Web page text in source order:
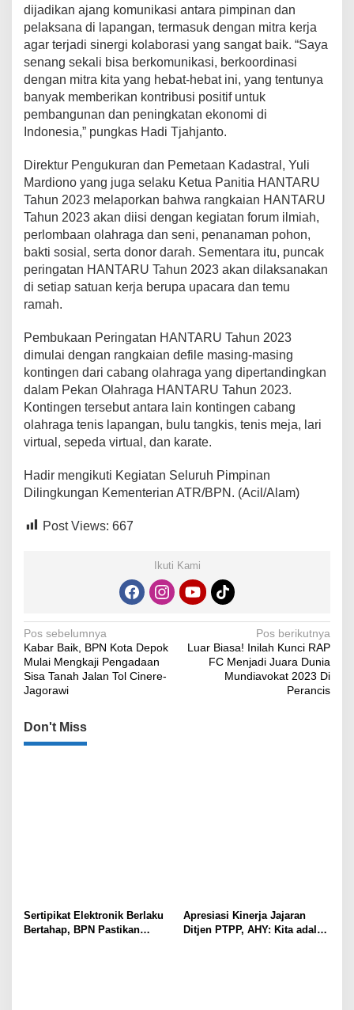
dijadikan ajang komunikasi antara pimpinan dan
pelaksana di lapangan, termasuk dengan mitra kerja
agar terjadi sinergi kolaborasi yang sangat baik. “Saya
senang sekali bisa berkomunikasi, berkoordinasi
dengan mitra kita yang hebat-hebat ini, yang tentunya
banyak memberikan kontribusi positif untuk
pembangunan dan peningkatan ekonomi di
Indonesia,” pungkas Hadi Tjahjanto.
Direktur Pengukuran dan Pemetaan Kadastral, Yuli
Mardiono yang juga selaku Ketua Panitia HANTARU
Tahun 2023 melaporkan bahwa rangkaian HANTARU
Tahun 2023 akan diisi dengan kegiatan forum ilmiah,
perlombaan olahraga dan seni, penanaman pohon,
bakti sosial, serta donor darah. Sementara itu, puncak
peringatan HANTARU Tahun 2023 akan dilaksanakan
di setiap satuan kerja berupa upacara dan temu
ramah.
Pembukaan Peringatan HANTARU Tahun 2023
dimulai dengan rangkaian defile masing-masing
kontingen dari cabang olahraga yang dipertandingkan
dalam Pekan Olahraga HANTARU Tahun 2023.
Kontingen tersebut antara lain kontingen cabang
olahraga tenis lapangan, bulu tangkis, tenis meja, lari
virtual, sepeda virtual, dan karate.
Hadir mengikuti Kegiatan Seluruh Pimpinan
Dilingkungan Kementerian ATR/BPN. (Acil/Alam)
Post Views: 667
Ikuti Kami
Navigasi
pos
Pos sebelumnya
Kabar Baik, BPN Kota Depok
Mulai Mengkaji Pengadaan
Sisa Tanah Jalan Tol Cinere-
Jagorawi
Pos berikutnya
Luar Biasa! Inilah Kunci RAP
FC Menjadi Juara Dunia
Mundiavokat 2023 Di
Perancis
Don't Miss
Sertipikat Elektronik Berlaku
Bertahap, BPN Pastikan
Apresiasi Kinerja Jajaran
Ditjen PTPP, AHY: Kita adalah